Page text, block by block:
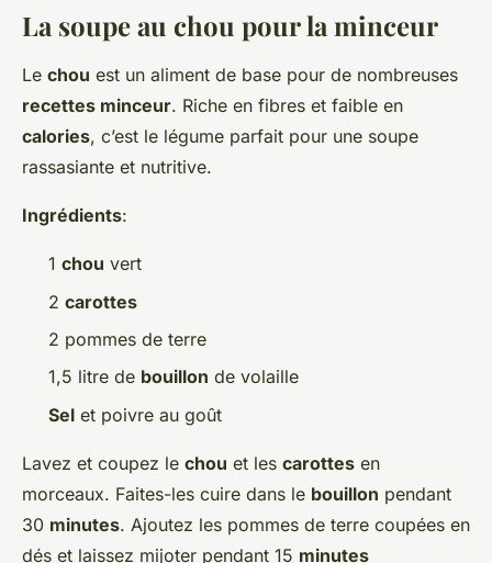
La soupe au chou pour la minceur
Le chou est un aliment de base pour de nombreuses
recettes minceur. Riche en fibres et faible en
calories, c’est le légume parfait pour une soupe
rassasiante et nutritive.
Ingrédients:
1 chou vert
2 carottes
2 pommes de terre
1,5 litre de bouillon de volaille
Sel et poivre au goût
Lavez et coupez le chou et les carottes en
morceaux. Faites-les cuire dans le bouillon pendant
30 minutes. Ajoutez les pommes de terre coupées en
dés et laissez mijoter pendant 15 minutes